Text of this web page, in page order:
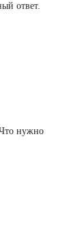
ответ.
нужно